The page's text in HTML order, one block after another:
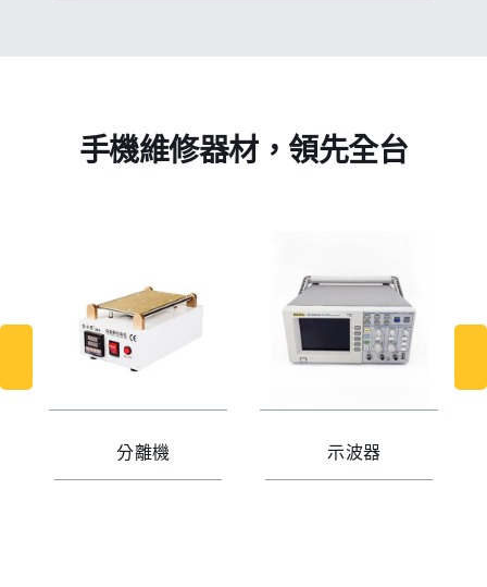
手機維修器材，領先全台
分離機 示波器